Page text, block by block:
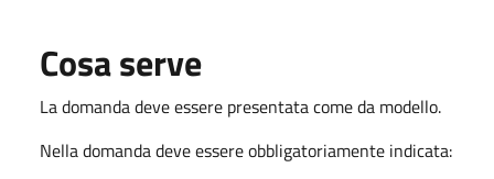
Cosa serve
La domanda deve essere presentata come da modello.
Nella domanda deve essere obbligatoriamente indicata: